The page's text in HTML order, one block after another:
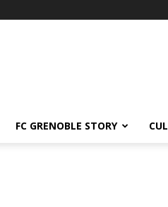
FC GRENOBLE STORY